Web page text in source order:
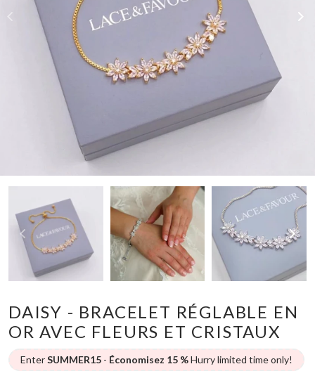
DAISY - BRACELET RÉGLABLE EN
OR AVEC FLEURS ET CRISTAUX
EnterSUMMER15 - Économisez 15 %Hurry limited time only!